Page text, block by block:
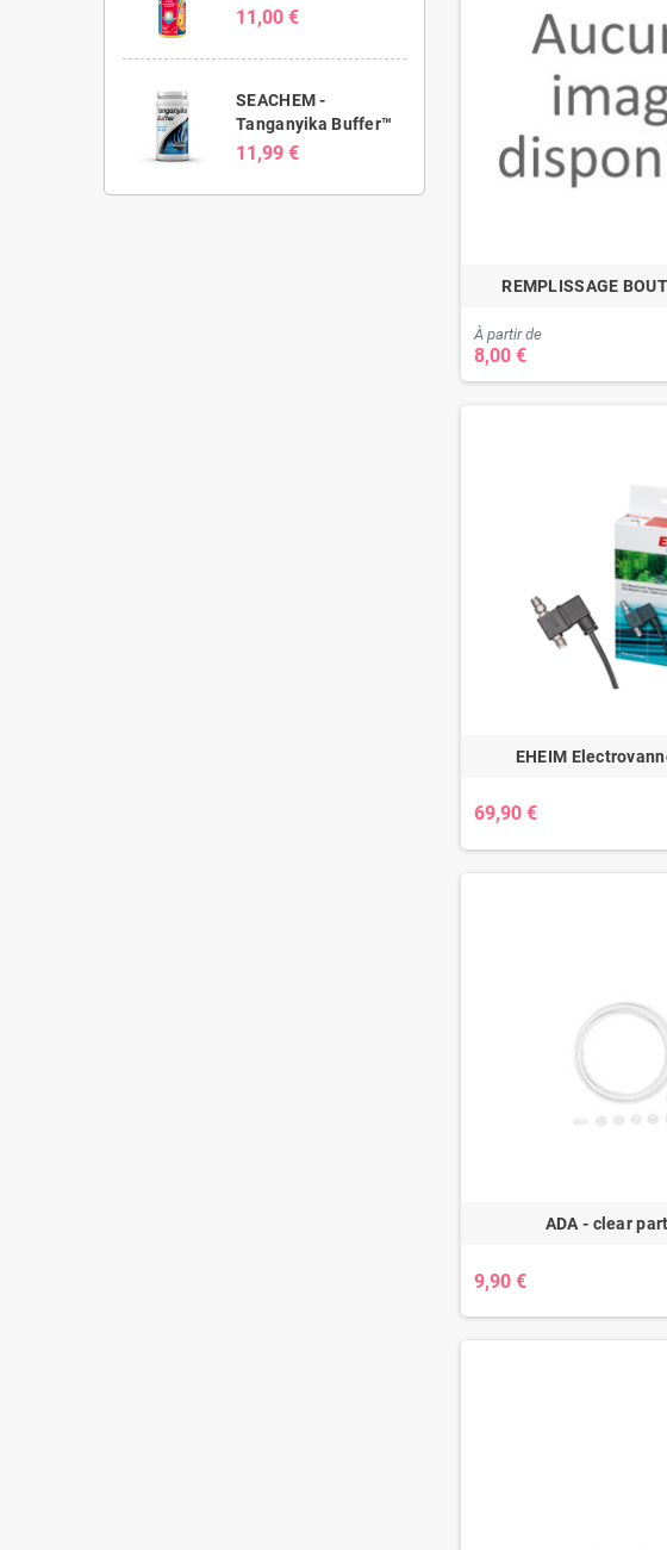
11,00 €
SEACHEM -
Tanganyika Buffer™
11,99 €
REMPLISSAGE
À partir de
8,00 €
EHEIM
69,90 €
ADA - clear
9,90 €